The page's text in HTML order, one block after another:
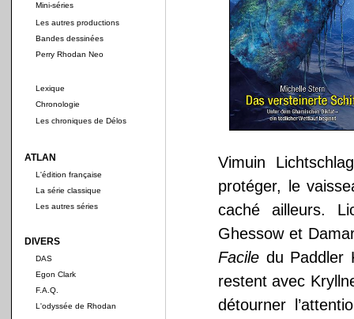
Mini-séries
Les autres productions
Bandes dessinées
Perry Rhodan Neo
Lexique
Chronologie
Les chroniques de Délos
ATLAN
L'édition française
La série classique
Les autres séries
DIVERS
DAS
Egon Clark
F.A.Q.
L'odyssée de Rhodan
Vimuin
protéger, le
caché ailleurs.
Ghessow et
Facile du Paddler
restent avec
détourner